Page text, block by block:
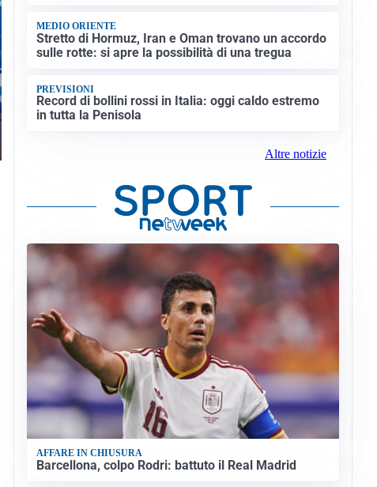
MEDIO ORIENTE
Stretto di Hormuz, Iran e Oman trovano un accordo
sulle rotte: si apre la possibilità di una tregua
PREVISIONI
Record di bollini rossi in Italia: oggi caldo estremo
in tutta la Penisola
Altre notizie
AFFARE IN CHIUSURA
Barcellona, colpo Rodri: battuto il Real Madrid